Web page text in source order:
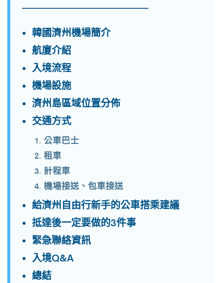
韓國濟州機場簡介
航廈介紹
入境流程
機場設施
濟州島區域位置分佈
交通方式
公車巴士
租車
計程車
機場接送、包車接送
給濟州自由行新手的公車搭乘建議
抵達後一定要做的3件事
緊急聯絡資訊
入境Q&A
總結